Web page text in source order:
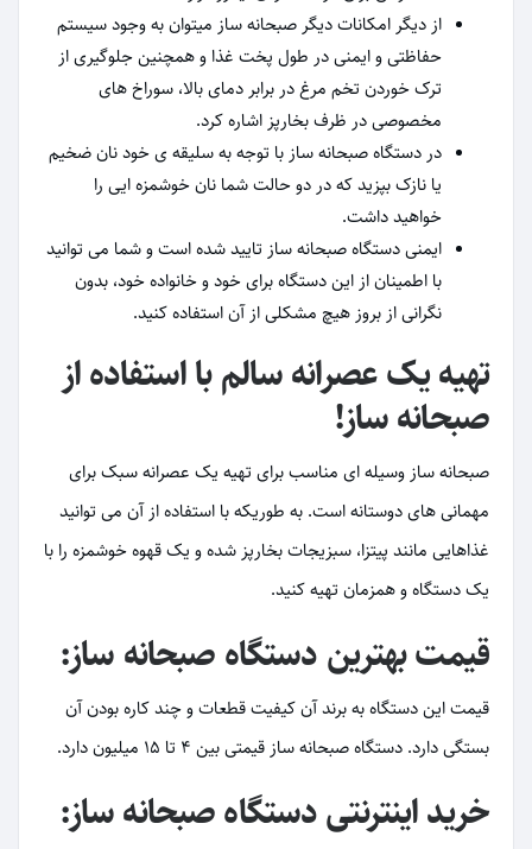
از دیگر امکانات دیگر صبحانه ساز میتوان به وجود سیستم
حفاظتی و ایمنی در طول پخت غذا و همچنین جلوگیری از
ترک خوردن تخم مرغ در برابر دمای بالا، سوراخ های
مخصوصی در ظرف بخارپز اشاره کرد.
در دستگاه صبحانه ساز با توجه به سلیقه ی خود نان ضخیم
یا نازک بپزید که در دو حالت شما نان خوشمزه ایی را
خواهید داشت.
ایمنی دستگاه صبحانه ساز تایید شده است و شما می توانید
با اطمینان از این دستگاه برای خود و خانواده خود، بدون
نگرانی از بروز هیچ مشکلی از آن استفاده کنید.
تهیه یک عصرانه سالم با استفاده از
صبحانه ساز!
صبحانه ساز وسیله ای مناسب برای تهیه یک عصرانه سبک برای
مهمانی های دوستانه است. به طوریکه با استفاده از آن می توانید
غذاهایی مانند پیتزا، سبزیجات بخارپز شده و یک قهوه خوشمزه را با
یک دستگاه و همزمان تهیه کنید.
قیمت بهترین دستگاه صبحانه ساز:
قیمت این دستگاه به برند آن کیفیت قطعات و چند کاره بودن آن
بستگی دارد. دستگاه صبحانه ساز قیمتی بین 4 تا 15 میلیون دارد.
خرید اینترنتی دستگاه صبحانه ساز: